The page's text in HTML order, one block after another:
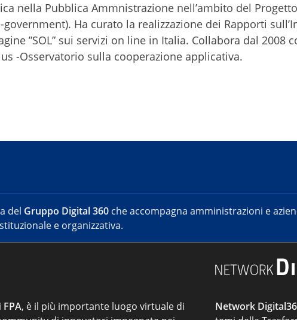
nella Pubblica Ammnistrazione nell’ambito del Progetto
government). Ha curato la realizzazione dei Rapporti
”SOL” sui servizi on line in Italia. Collabora dal 2008
-Osservatorio sulla cooperazione applicativa.
del Gruppo Digital 360 che accompagna amministrazioni e
e organizzativa.
FPA, è il più importante luogo virtuale di
Network